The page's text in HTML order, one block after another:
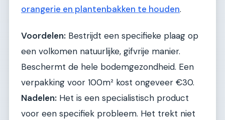
orangerie en plantenbakken te houden.
Voordelen: Bestrijdt een specifieke plaag op
een volkomen natuurlijke, gifvrije manier.
Beschermt de hele bodemgezondheid. Een
verpakking voor 100m² kost ongeveer €30.
Nadelen: Het is een specialistisch product
voor een specifiek probleem. Het trekt niet